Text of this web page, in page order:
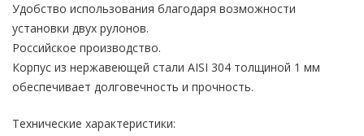
Удобство использования благодаря возможности
установки двух рулонов.
Российское производство.
Корпус из нержавеющей стали AISI 304 толщиной 1 мм
обеспечивает долговечность и прочность.
Технические характеристики: